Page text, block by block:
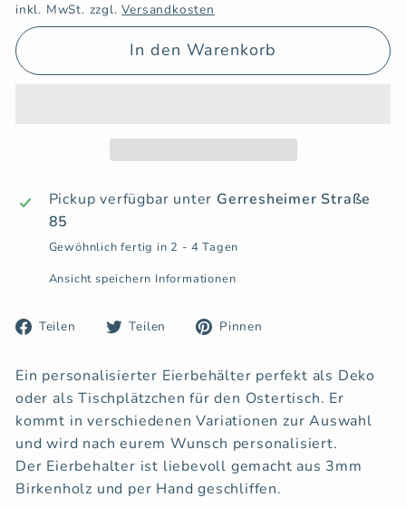
inkl. MwSt. zzgl.Versandkosten
In den Warenkorb
Pickup verfügbar unter Gerresheimer Straße
85
Gewöhnlich fertig in 2 - 4 Tagen
Ansicht speichern Informationen
Teilen
Auf
teilen
Teilen
Auf
twittern
Pinnen
pinnen
Ein personalisierter Eierbehälter perfekt als Deko
oder als Tischplätzchen für den Ostertisch. Er
kommt in verschiedenen Variationen zur Auswahl
und wird nach eurem Wunsch personalisiert.
Der Eierbehalter ist liebevoll gemacht aus 3mm
Birkenholz und per Hand geschliffen.